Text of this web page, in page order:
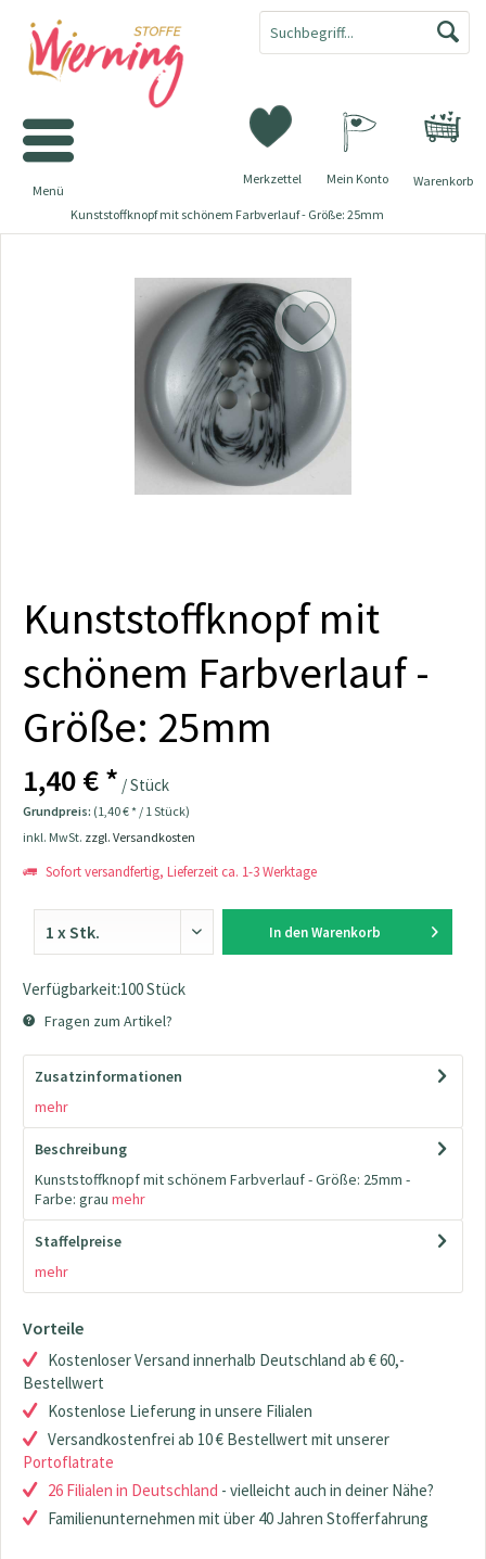
Warenkorb
Merkzettel Mein Konto
Menü
Kunststoffknopf mit schönem Farbverlauf - Größe: 25mm
Kunststoffknopf mit
schönem Farbverlauf -
Größe: 25mm
1,40 € * / Stück
Grundpreis: (1,40 € * / 1 Stück)
inkl. MwSt. zzgl. Versandkosten
Sofort versandfertig, Lieferzeit ca. 1-3 Werktage
In den Warenkorb
Verfügbarkeit:100 Stück
Fragen zum Artikel?
Zusatzinformationen
mehr
Beschreibung
Kunststoffknopf mit schönem Farbverlauf - Größe: 25mm -
Farbe: grau mehr
Staffelpreise
mehr
Vorteile
Kostenloser Versand innerhalb Deutschland ab € 60,-
Bestellwert
Kostenlose Lieferung in unsere Filialen
Versandkostenfrei ab 10 € Bestellwert mit unserer
Portoflatrate
26 Filialen in Deutschland - vielleicht auch in deiner Nähe?
Familienunternehmen mit über 40 Jahren Stofferfahrung